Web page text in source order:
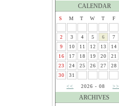
CALENDAR
S M T W T F
2
3 4 5 6 7
9
10 11 12 13 14
16
17 18 19 20 21
23
24 25 26 27 28
30
31
<<
2026 - 08 >>
ARCHIVES